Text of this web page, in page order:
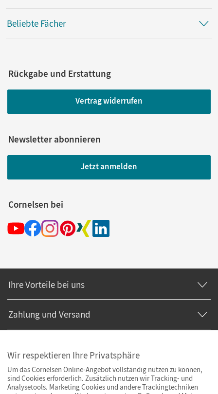
Beliebte Fächer
Rückgabe und Erstattung
Vertrag widerrufen
Newsletter abonnieren
Jetzt anmelden
Cornelsen bei
Ihre Vorteile bei uns
Zahlung und Versand
Wir respektieren Ihre Privatsphäre
Um das Cornelsen Online-Angebot vollständig nutzen zu können,
sind Cookies erforderlich. Zusätzlich nutzen wir Tracking- und
Analysetools. Marketing Cookies und andere Trackingtechniken